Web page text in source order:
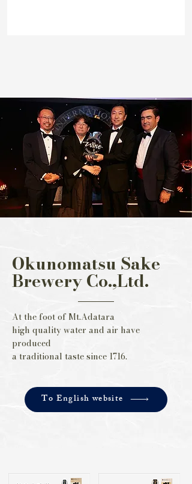
Okunomatsu Sake
Brewery Co.,Ltd.
At the foot of Mt.Adatara
high quality water and air have
produced
a traditional taste since 1716.
To English website